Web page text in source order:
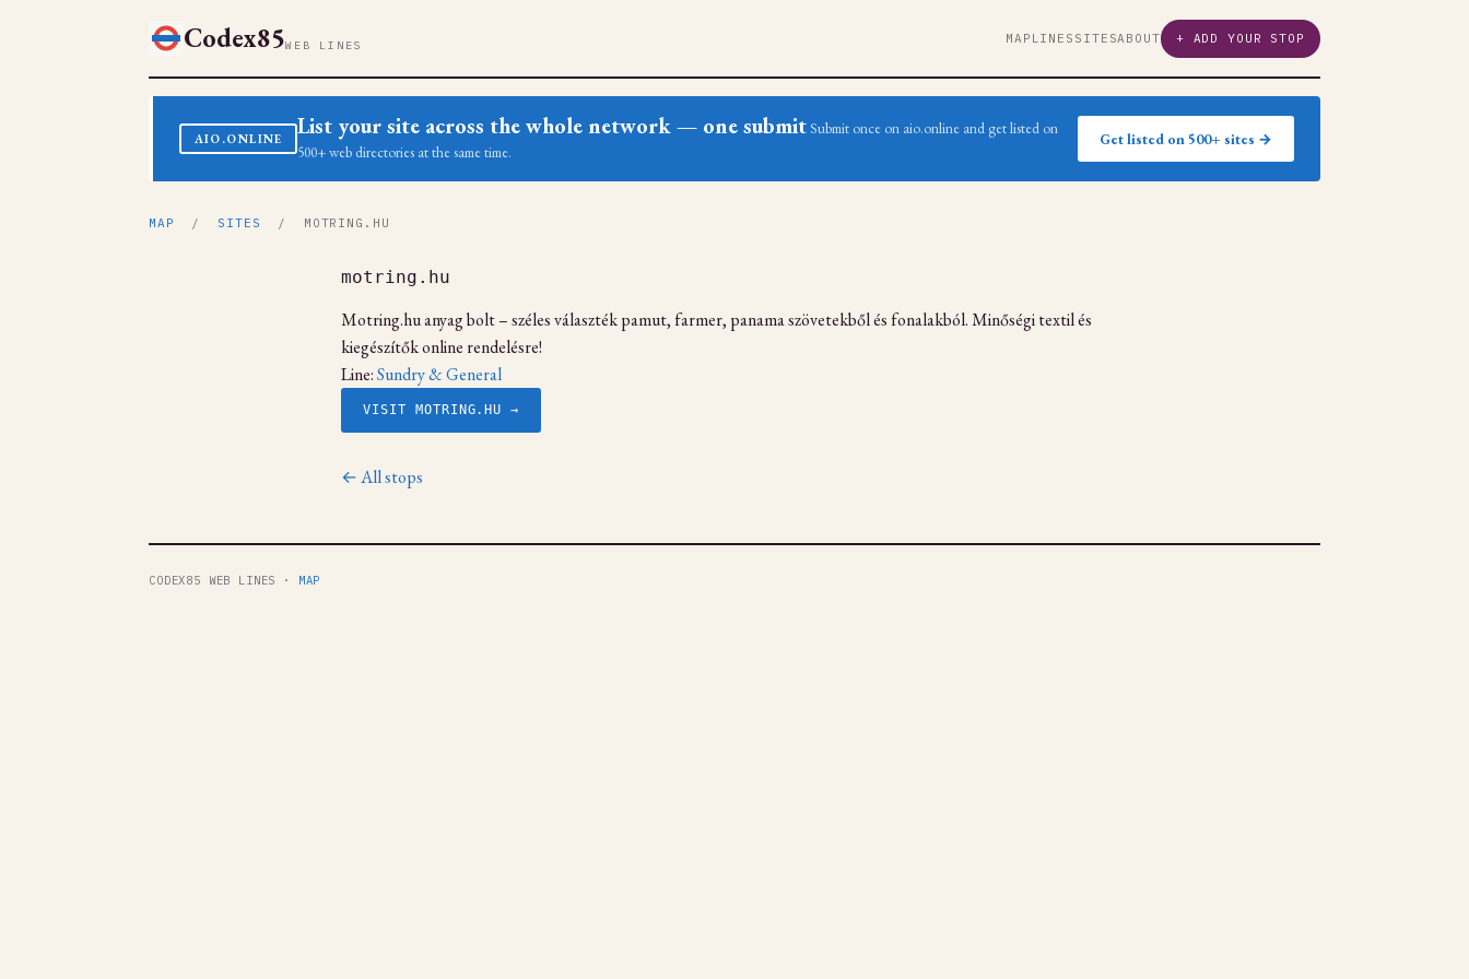
Codex85WEB LINES MAP LINES SITESABOUT + ADD YOUR STOP
AIO.ONLINE List your site across the whole network — one submit Submit once on aio.online and get listed on
500+ web directories at the same time.
Get listed on 500+ sites →
MAP / SITES / MOTRING.HU
motring.hu
Motring.hu anyag bolt – széles választék pamut, farmer, panama szövetekből és fonalakból. Minőségi textil és
kiegészítők online rendelésre!
Line:Sundry & General
VISIT MOTRING.HU →
← All stops
CODEX85 WEB LINES · MAP